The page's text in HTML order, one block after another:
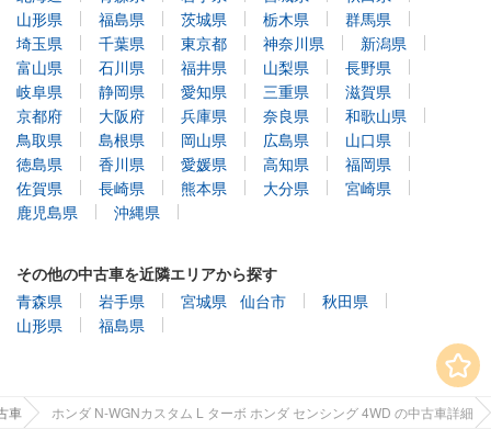
山形県
福島県 茨城県 栃木県
群馬県
埼玉県
千葉県 東京都 神奈川県
新潟県
富山県
石川県 福井県 山梨県
長野県
岐阜県
静岡県 愛知県 三重県
滋賀県
京都府
大阪府 兵庫県 奈良県
和歌山県
鳥取県
島根県 岡山県 広島県
山口県
徳島県
香川県 愛媛県 高知県
福岡県
佐賀県
長崎県 熊本県 大分県
宮崎県
鹿児島県
沖縄県
その他の中古車を近隣エリアから探す
青森県
岩手県 宮城県 仙台市
秋田県
山形県
福島県
車 ホンダ N-WGNカスタム L ターボ ホンダ センシング 4WD の中古車詳細